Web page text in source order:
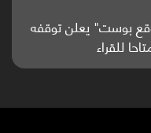
بوست" يعلن توقفه
للقراء